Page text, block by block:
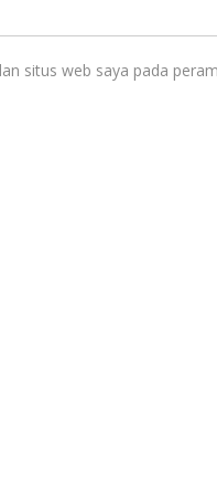
situs web saya pada